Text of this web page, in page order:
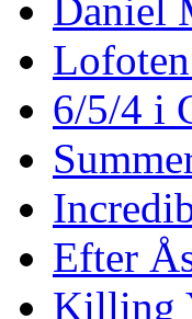
Daniel
6/5/4 i
Efter
Killing